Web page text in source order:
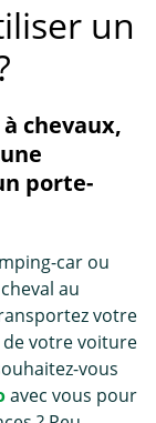
un
chevaux,
porte-
car ou
au
votre
de votre voiture
vous
avec vous pour